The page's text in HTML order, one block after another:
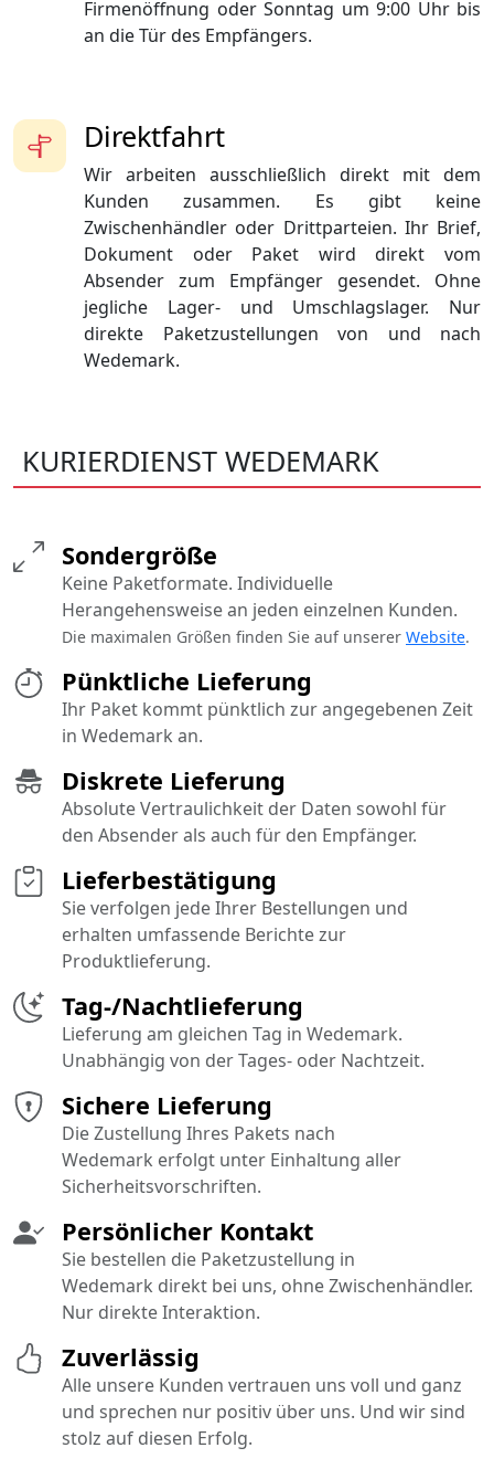
Direktfahrt
Wir arbeiten ausschließlich direkt mit dem
Kunden zusammen. Es gibt keine
Zwischenhändler oder Drittparteien. Ihr Brief,
Dokument oder Paket wird direkt vom
Absender zum Empfänger gesendet. Ohne
jegliche Lager- und Umschlagslager. Nur
direkte Paketzustellungen von und nach
Wedemark.
Firmenöffnung oder Sonntag um 9:00 Uhr bis
an die Tür des Empfängers.
KURIERDIENST WEDEMARK
Pünktliche Lieferung
Ihr Paket kommt pünktlich zur angegebenen Zeit
in Wedemark an.
Sichere Lieferung
Die Zustellung Ihres Pakets nach
Wedemark erfolgt unter Einhaltung aller
Sicherheitsvorschriften.
Diskrete Lieferung
Absolute Vertraulichkeit der Daten sowohl für
den Absender als auch für den Empfänger.
Tag-/Nachtlieferung
Lieferung am gleichen Tag in Wedemark.
Unabhängig von der Tages- oder Nachtzeit.
Persönlicher Kontakt
Sie bestellen die Paketzustellung in
Wedemark direkt bei uns, ohne Zwischenhändler.
Nur direkte Interaktion.
Sondergröße
Keine Paketformate. Individuelle
Herangehensweise an jeden einzelnen Kunden.
Die maximalen Größen finden Sie auf unserer Website.
Lieferbestätigung
Sie verfolgen jede Ihrer Bestellungen und
erhalten umfassende Berichte zur
Produktlieferung.
Zuverlässig
Alle unsere Kunden vertrauen uns voll und ganz
und sprechen nur positiv über uns. Und wir sind
stolz auf diesen Erfolg.